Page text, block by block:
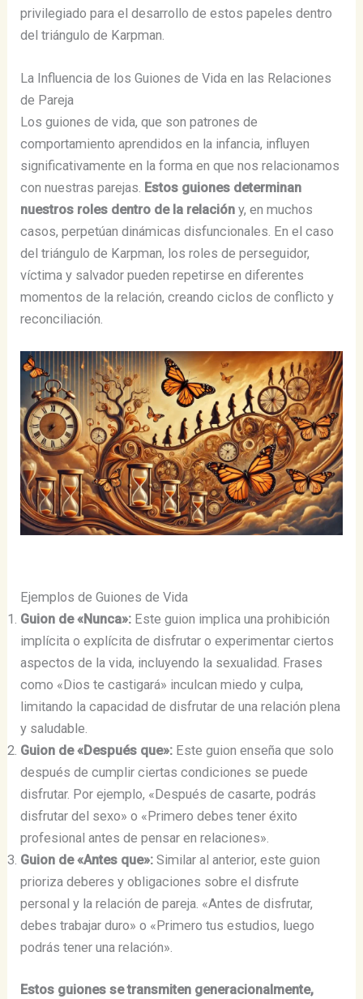
privilegiado para el desarrollo de estos papeles dentro
del triángulo de Karpman.
La Influencia de los Guiones de Vida en las Relaciones
de Pareja
Los guiones de vida, que son patrones de
comportamiento aprendidos en la infancia, influyen
significativamente en la forma en que nos relacionamos
con nuestras parejas. Estos guiones determinan
nuestros roles dentro de la relacióny, en muchos
casos, perpetúan dinámicas disfuncionales. En el caso
del triángulo de Karpman, los roles de perseguidor,
víctima y salvador pueden repetirse en diferentes
momentos de la relación, creando ciclos de conflicto y
reconciliación.
Ejemplos de Guiones de Vida
Guion de «Nunca»: Este guion implica una prohibición
implícita o explícita de disfrutar o experimentar ciertos
aspectos de la vida, incluyendo la sexualidad. Frases
como «Dios te castigará» inculcan miedo y culpa,
limitando la capacidad de disfrutar de una relación plena
y saludable.
Guion de «Después que»: Este guion enseña que solo
después de cumplir ciertas condiciones se puede
disfrutar. Por ejemplo, «Después de casarte, podrás
disfrutar del sexo» o «Primero debes tener éxito
profesional antes de pensar en relaciones».
Guion de «Antes que»: Similar al anterior, este guion
prioriza deberes y obligaciones sobre el disfrute
personal y la relación de pareja. «Antes de disfrutar,
debes trabajar duro» o «Primero tus estudios, luego
podrás tener una relación».
Estos guiones se transmiten generacionalmente,